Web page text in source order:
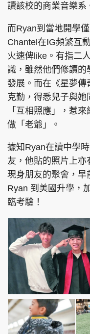
讀該校的商業音樂系
而Ryan到當地開學
Chantel在IG頻繁互
火速俾like。有指二
識，雖然他們修讀的
發展。而在《星夢傳
克勤，得悉兒子與
「互相照應」，惹
做「老爺」。
據知Ryan在讀中學
友，他貼的照片上
現身朋友的聚會，早
Ryan 到美國升學，
臨考驗！